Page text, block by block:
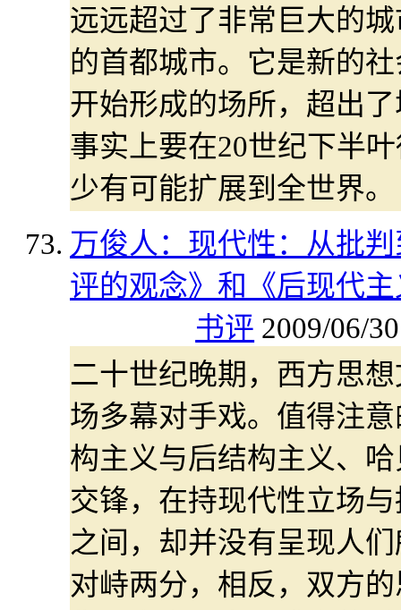
远远超过了非常巨大的
的首都城市。它是新的
开始形成的场所，超出
事实上要在20世纪下半
少有可能扩展到全世界。
万俊人：现代性：从批
评的观念》和《后现代
书评 2009/06/
二十世纪晚期，西方思
场多幕对手戏。值得注
构主义与后结构主义、
交锋，在持现代性立场
之间，却并没有呈现人
对峙两分，相反，双方